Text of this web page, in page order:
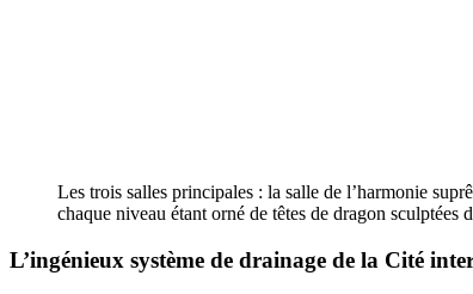
Les trois salles principales : la salle de l’harmonie
chaque niveau étant orné de têtes de dragon
L’ingénieux système de drainage de la Cité